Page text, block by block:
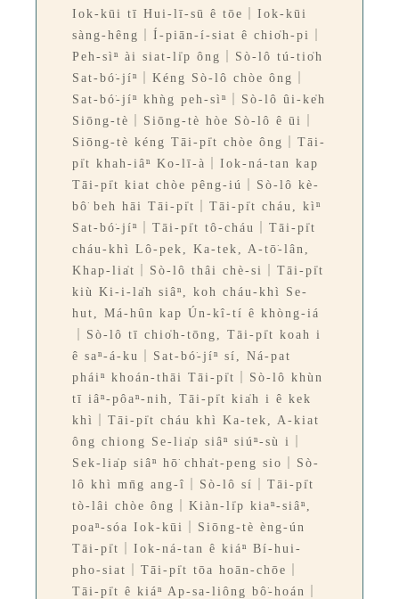
Iok-kūi tī Hui-lī-sū ê tōe｜Iok-kūi
sàng-hêng｜Í-piān-í-siat ê chio̍h-pi｜
Peh-sìⁿ ài siat-li̍p ông｜Sò-lô tú-tio̍h
Sat-bó͘-jíⁿ｜Kéng Sò-lô chòe ông｜
Sat-bó͘-jíⁿ khǹg peh-sìⁿ｜Sò-lô ûi-ke̍h
Siōng-tè｜Siōng-tè hòe Sò-lô ê ūi｜
Siōng-tè kéng Tāi-pi̍t chòe ông｜Tāi-
pi̍t khah-iâⁿ Ko-lī-à｜Iok-ná-tan kap
Tāi-pi̍t kiat chòe pêng-iú｜Sò-lô kè-
bô͘ beh hāi Tāi-pi̍t｜Tāi-pi̍t cháu, kìⁿ
Sat-bó͘-jíⁿ｜Tāi-pi̍t tô-cháu｜Tāi-pi̍t
cháu-khì Lô-pek, Ka-tek, A-tō͘-lân,
Khap-lia̍t｜Sò-lô thâi chè-si｜Tāi-pi̍t
kiù Ki-i-la̍h siâⁿ, koh cháu-khì Se-
hut, Má-hûn kap Ún-kî-tí ê khòng-iá
｜Sò-lô tī chio̍h-tōng, Tāi-pi̍t koah i
ê saⁿ-á-ku｜Sat-bó͘-jíⁿ sí, Ná-pat
pháiⁿ khoán-thāi Tāi-pi̍t｜Sò-lô khùn
tī iâⁿ-pôaⁿ-nih, Tāi-pi̍t kia̍h i ê kek
khì｜Tāi-pi̍t cháu khì Ka-tek, A-kiat
ông chiong Se-lia̍p siâⁿ siúⁿ-sù i｜
Sek-lia̍p siâⁿ hō͘ chha̍t-peng sio｜Sò-
lô khì mn̄g ang-î｜Sò-lô sí｜Tāi-pi̍t
tò-lâi chòe ông｜Kiàn-li̍p kiaⁿ-siâⁿ,
poaⁿ-sóa Iok-kūi｜Siōng-tè èng-ún
Tāi-pi̍t｜Iok-ná-tan ê kiáⁿ Bí-hui-
pho-siat｜Tāi-pi̍t tōa hoān-chōe｜
Tāi-pi̍t ê kiáⁿ Ap-sa-liông bô͘-hoán｜